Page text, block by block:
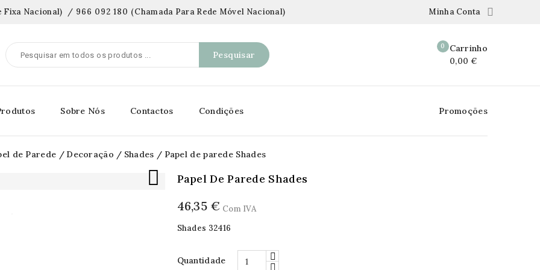
Fixa Nacional) / 966 092 180 (Chamada Para Rede Móvel Nacional) Minha Conta 
0 Carrinho
0,00 €
Pesquisar
Sobre Nós Contactos Condições Promoções
de Parede Decoração Shades Papel de parede Shades
 Papel De Parede Shades
46,35 € Com IVA
Shades 32416
Quantidade